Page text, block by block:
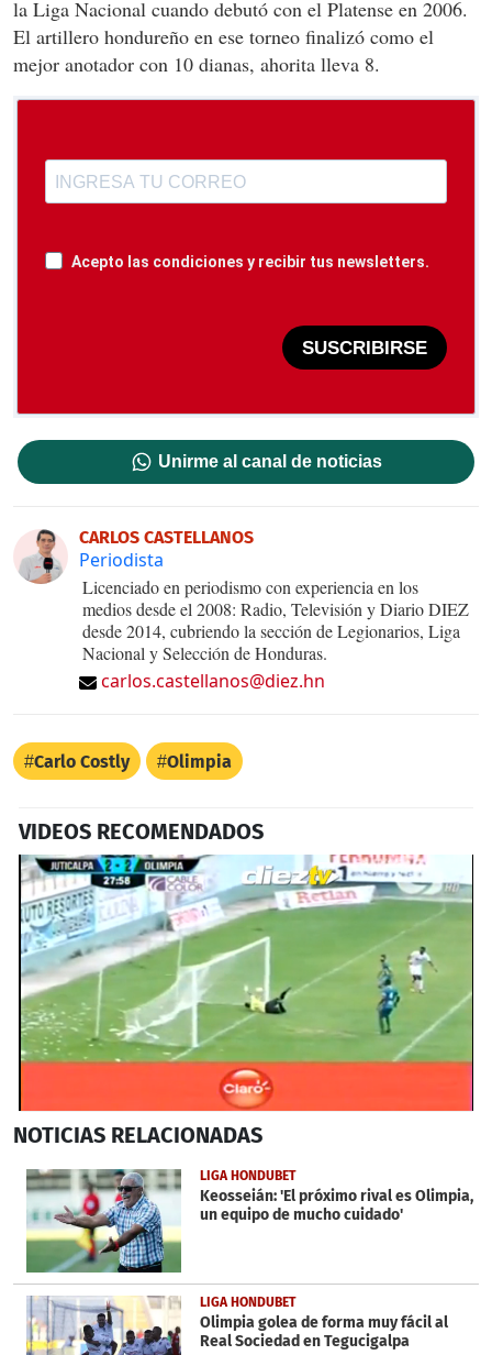
la Liga Nacional cuando debutó con el Platense en 2006.
El artillero hondureño en ese torneo finalizó como el
mejor anotador con 10 dianas, ahorita lleva 8.
Acepto las condiciones y recibir tus newsletters.
SUSCRIBIRSE
Unirme al canal de noticias
CARLOS CASTELLANOS
Periodista
Licenciado en periodismo con experiencia en los
medios desde el 2008: Radio, Televisión y Diario DIEZ
desde 2014, cubriendo la sección de Legionarios, Liga
Nacional y Selección de Honduras.
carlos.castellanos@diez.hn
Carlo Costly Olimpia
VIDEOS RECOMENDADOS
seconds
33
seconds
NOTICIAS RELACIONADAS
LIGA HONDUBET
Keosseián: 'El próximo rival es Olimpia,
un equipo de mucho cuidado'
LIGA HONDUBET
Olimpia golea de forma muy fácil al
Real Sociedad en Tegucigalpa